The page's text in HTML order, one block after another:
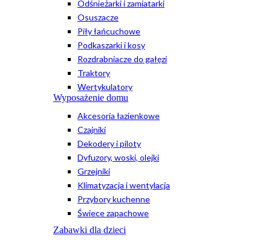
Odśnieżarki i zamiatarki
Osuszacze
Piły łańcuchowe
Podkaszarki i kosy
Rozdrabniacze do gałęzi
Traktory
Wertykulatory
Wyposażenie domu
Akcesoria łazienkowe
Czajniki
Dekodery i piloty
Dyfuzory, woski, olejki
Grzejniki
Klimatyzacja i wentylacja
Przybory kuchenne
Świece zapachowe
Zabawki dla dzieci